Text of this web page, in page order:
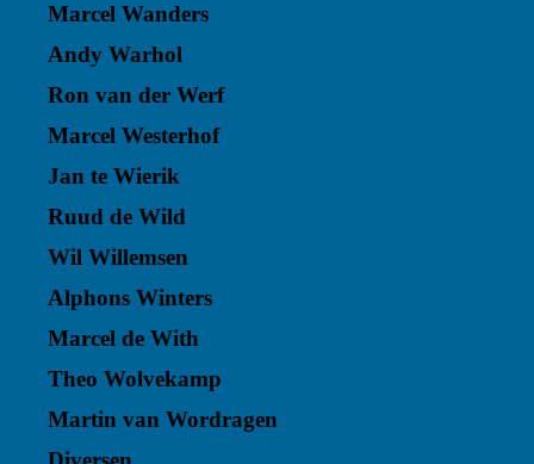
Marcel Wanders
Andy Warhol
Ron van der Werf
Marcel Westerhof
Jan te Wierik
Ruud de Wild
Wil Willemsen
Alphons Winters
Marcel de With
Theo Wolvekamp
Martin van Wordragen